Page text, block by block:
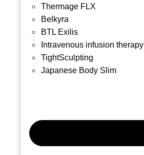
Thermage FLX
Belkyra
BTL Exilis
Intravenous infusion therapy
TightSculpting
Japanese Body Slim